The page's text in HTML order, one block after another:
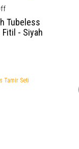
Tubeless
- Siyah